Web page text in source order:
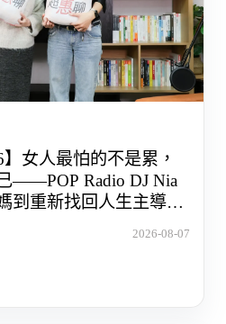
】女人最怕的不是累，
——POP Radio DJ Nia
到重新找回人生主導權
2026-08-07